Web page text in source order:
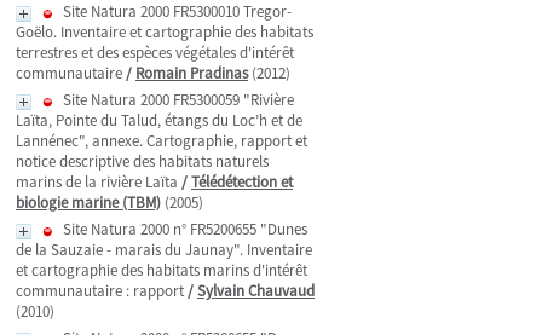
Site Natura 2000 FR5300010 Tregor-
Goëlo. Inventaire et cartographie des habitats
terrestres et des espèces végétales d'intérêt
communautaire/ Romain Pradinas(2012)
Site Natura 2000 FR5300059 "Rivière
Laïta, Pointe du Talud, étangs du Loc’h et de
Lannénec", annexe. Cartographie, rapport et
notice descriptive des habitats naturels
marins de la rivière Laïta /Télédétection et
biologie marine (TBM) (2005)
Site Natura 2000 n° FR5200655 "Dunes
de la Sauzaie - marais du Jaunay". Inventaire
et cartographie des habitats marins d'intérêt
communautaire : rapport/Sylvain Chauvaud
(2010)